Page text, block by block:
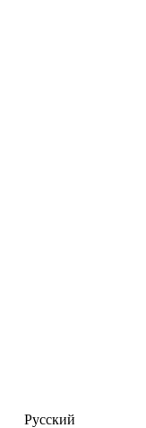
Русский